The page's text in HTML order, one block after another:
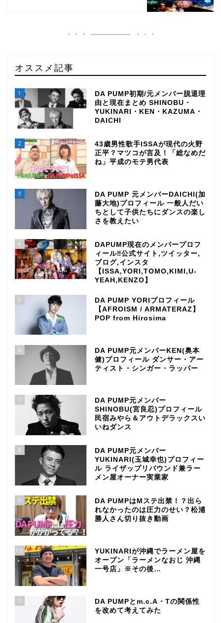
オススメ記事
1
DA PUMP初期/元メンバー脱退理
由と現在まとめ SHINOBU・
YUKINARI・KEN・KAZUMA・
DAICHI
2
43歳男性歌手ISSAが現代の火野
正平？マツコが言及！「総なめだ
ね」平成のモテ男代表
3
DA PUMP 元メンバーDAICHI(加
藤大地)プロフィール 一般人だい
ちとして子供たちにダンスの楽し
さを教えたい
4
DAPUMP現在のメンバープロフ
ィール‼公式サイト,ツイッター,
ブログ,インスタ
【ISSA,YORI,TOMO,KIMI,U-
YEAH,KENZO】
5
DA PUMP YORIプロフィール
【AFROISM / ARMATERAZ】
POP from Hirosima
6
DA PUMP元メンバーKEN(奥本
健)プロフィール ダンサー・アー
ティスト・シンガー・ラッパー
7
DA PUMP元メンバー
SHINOBU(宮良忍)プロフィール
民宿みやら＆アウトデラックスい
いねダンス
8
DA PUMP元メンバー
YUKINARI(玉城幸也)プロフィー
ル ライザップリバウンド兼ラー
メン屋オーナー実業家
9
DA PUMPはMステ出禁！？出ら
れなかったのは圧力のせい？松浦
勝人さん切り抜き動画
10
YUKINARIが沖縄でラーメン屋を
オープン「ラーメンなおじ 沖縄
一号店」※その後…
11
DA PUMPとm.c.A・Tの関係性
を改めて考えてみた